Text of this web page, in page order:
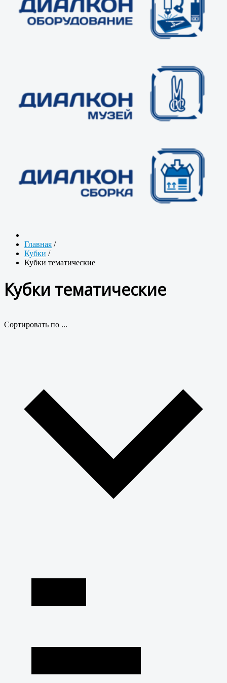
Главная /
Кубки /
Кубки тематические
Кубки тематические
Сортировать по ...